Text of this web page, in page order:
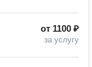
от 1100 ₽
за услугу